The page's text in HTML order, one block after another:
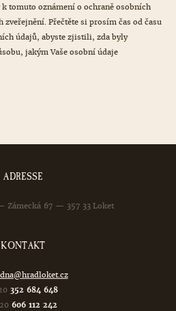
tomuto oznámení o ochraně osobních
Přečtěte si prosím čas od času
údajů, abyste zjistili, zda byly
jakým Vaše osobní údaje
ADRESSE
Zámecká 67 — 357 33 Loket
KONTAKT
352 684 648
606 112 242